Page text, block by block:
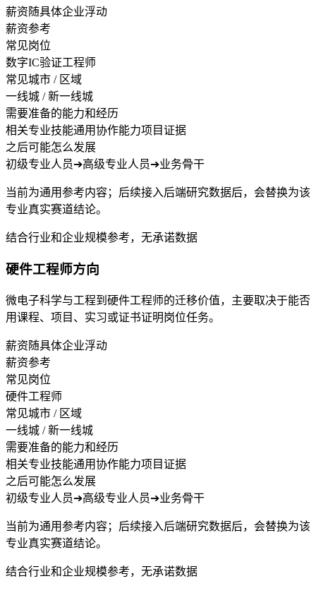
薪资随具体企业浮动
薪资参考
常见岗位
数字IC验证工程师
常见城市 / 区域
一线城 / 新一线城
需要准备的能力和经历
相关专业技能通用协作能力项目证据
之后可能怎么发展
初级专业人员➔高级专业人员➔业务骨干
当前为通用参考内容；后续接入后端研究数据后，会替换为该
专业真实赛道结论。
结合行业和企业规模参考，无承诺数据
硬件工程师方向
微电子科学与工程到硬件工程师的迁移价值，主要取决于能否
用课程、项目、实习或证书证明岗位任务。
薪资随具体企业浮动
薪资参考
常见岗位
硬件工程师
常见城市 / 区域
一线城 / 新一线城
需要准备的能力和经历
相关专业技能通用协作能力项目证据
之后可能怎么发展
初级专业人员➔高级专业人员➔业务骨干
当前为通用参考内容；后续接入后端研究数据后，会替换为该
专业真实赛道结论。
结合行业和企业规模参考，无承诺数据